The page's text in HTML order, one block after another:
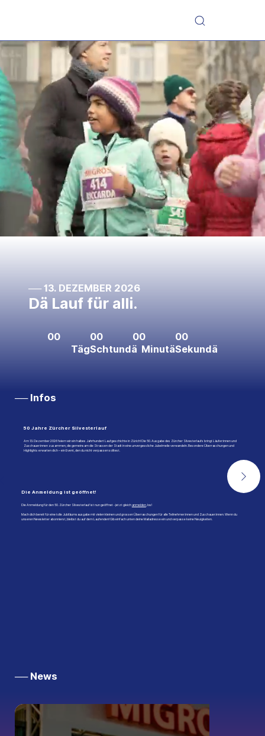
── 13. DEZEMBER 2026
Dä Lauf für alli.
00
Täg
00
Schtundä
00
Minutä
00
Sekundä
── Infos
50 Jahre Zürcher Silvesterlauf
Am 13. Dezember 2026 feiern wir ein halbes Jahrhundert Laufgeschichte in Zürich! Die 50. Ausgabe des Zürcher Silvesterlaufs bringt Läufer:innen und
Zuschauer:innen zusammen, die gemeinsam die Strassen der Stadt in eine unvergessliche Jubelmeile verwandeln. Besondere Überraschungen und
Highlights erwarten dich – ein Event, den du nicht verpassen solltest.
Die Anmeldung ist geöffnet!
Die Anmeldung für den 50. Zürcher Silvesterlauf ist nun geöffnet - jetzt gleich anmelden, los!
Mach dich bereit für eine tolle Jubiläumsausgabe mit vielen kleinen und grossen Überraschungen für alle Teilnehmer:innen und Zuschauer:innen. Wenn du
unseren Newsletter abonnierst, bleibst du auf dem Laufenden! Gib einfach unten deine Mailadresse ein und verpasse keine Neuigkeiten.
── News